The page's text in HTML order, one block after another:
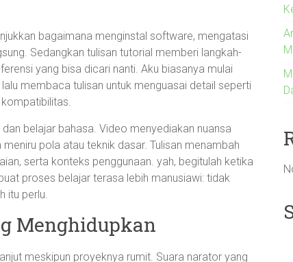
bagaimana menginstal software, mengatasi
Sedangkan tulisan tutorial memberi langkah-
yang bisa dicari nanti. Aku biasanya mulai
membaca tulisan untuk menguasai detail seperti
belajar bahasa. Video menyediakan nuansa
pola atau teknik dasar. Tulisan menambah
serta konteks penggunaan. yah, begitulah ketika
proses belajar terasa lebih manusiawi: tidak
itu perlu.
Menghidupkan
meskipun proyeknya rumit. Suara narator yang